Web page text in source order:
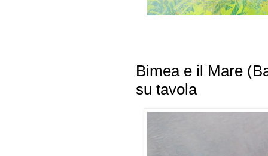
Bimea e il Mare
su tavola